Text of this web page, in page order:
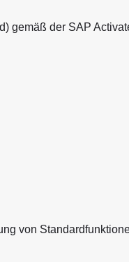
gemäß der SAP
von